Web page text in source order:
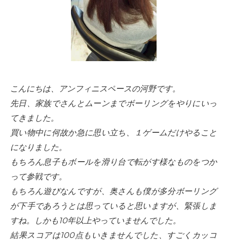
こんにちは、アンフィニスペースの河野です。
先日、家族でさんとムーンまでボーリングをやりにいっ
てきました。
買い物中に何故か急に思い立ち、１ゲームだけやること
になりました。
もちろん息子もボールを滑り台で転がす様なものをつか
って参戦です。
もちろん遊びなんですが、奥さんも僕が多分ボーリング
が下手であろうとは思っていると思いますが、緊張しま
すね。しかも10年以上やっていませんでした。
結果スコアは100点もいきませんでした、すごくカッコ